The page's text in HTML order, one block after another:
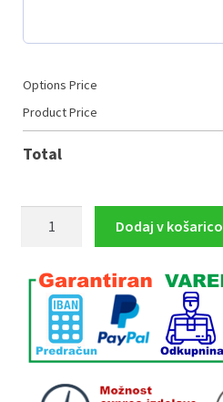
Options Price
Product Price
Total
premer
50mm
količina
Dodaj v košarico